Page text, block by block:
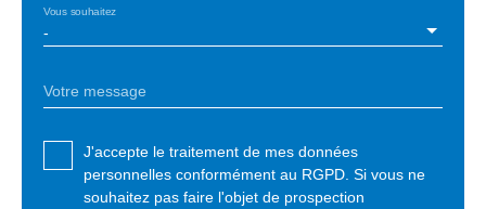
-
Vous souhaitez
Votre message
J'accepte le traitement de mes données
personnelles conformément au RGPD. Si vous ne
souhaitez pas faire l'objet de prospection